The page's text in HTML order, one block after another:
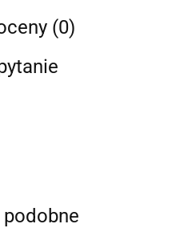
(0)